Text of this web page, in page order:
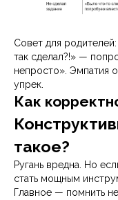
Совет для
так сделал?!» —
непросто». Эмпатия
упрек.
Как
такое?
Ругань вредна. Но
стать мощным
Главное — помнить